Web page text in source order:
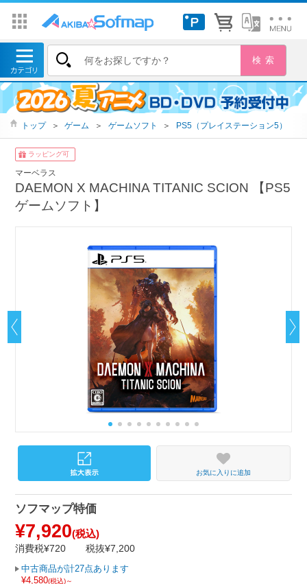
トップ ＞ ゲーム ＞ ゲームソフト ＞ PS5（プレイステーション5）
ラッピング可
マーベラス
DAEMON X MACHINA TITANIC SCION 【PS5
ゲームソフト】
お気に入りに追加
ソフマップ特価
¥7,920(税込)
消費税¥720 税抜¥7,200
中古商品が計27点あります
¥4,580(税込)～